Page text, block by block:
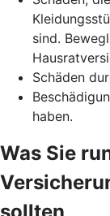
sind.
Schäden
haben.
Was Sie